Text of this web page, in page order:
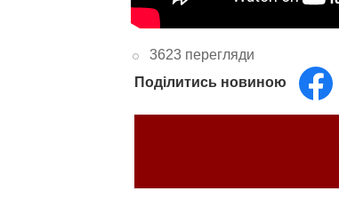
3623 перегляди
Поділитись новиною